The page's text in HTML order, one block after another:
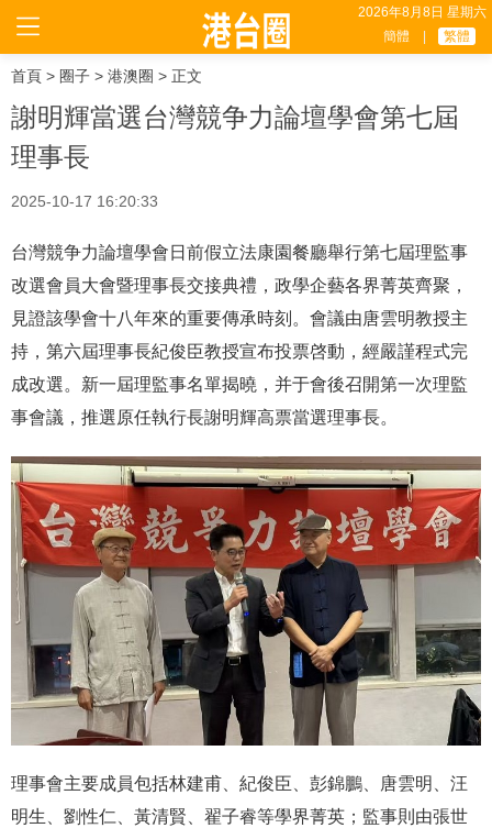
2026年8月8日 星期六
簡體
繁體
首頁 > 圈子 > 港澳圈 > 正文
謝明輝當選台灣競争力論壇學會第七屆
理事長
2025-10-17 16:20:33
台灣競争力論壇學會日前假立法康園餐廳舉行第七屆理監事
改選會員大會暨理事長交接典禮，政學企藝各界菁英齊聚，
見證該學會十八年來的重要傳承時刻。會議由唐雲明教授主
持，第六屆理事長紀俊臣教授宣布投票啓動，經嚴謹程式完
成改選。新一屆理監事名單揭曉，并于會後召開第一次理監
事會議，推選原任執行長謝明輝高票當選理事長。
理事會主要成員包括林建甫、紀俊臣、彭錦鵬、唐雲明、汪
明生、劉性仁、黃清賢、翟子睿等學界菁英；監事則由張世